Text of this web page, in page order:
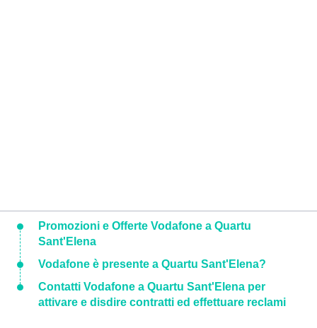
Promozioni e Offerte Vodafone a Quartu
Sant'Elena
Vodafone è presente a Quartu Sant'Elena?
Contatti Vodafone a Quartu Sant'Elena per
attivare e disdire contratti ed effettuare reclami